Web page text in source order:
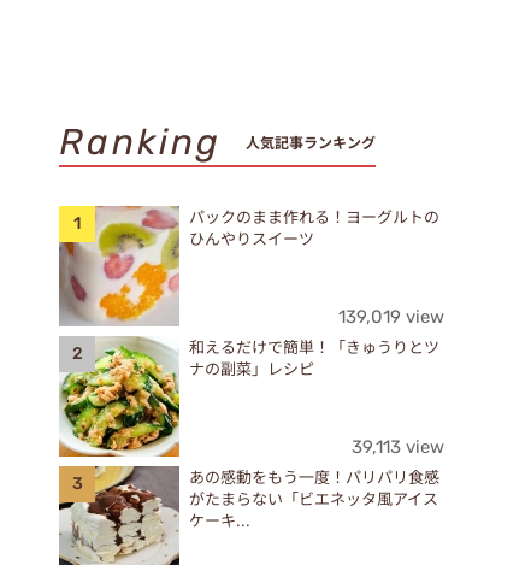
Ranking 人気記事ランキング
パックのまま作れる！ヨーグルトの
ひんやりスイーツ
139,019 view
和えるだけで簡単！「きゅうりとツ
ナの副菜」レシピ
39,113 view
あの感動をもう一度！パリパリ食感
がたまらない「ビエネッタ風アイス
ケーキ...